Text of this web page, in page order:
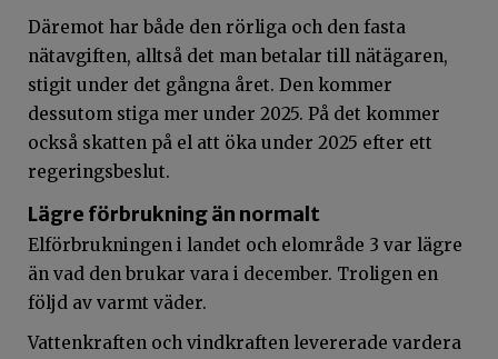
Däremot har både den rörliga och den fasta
nätavgiften, alltså det man betalar till nätägaren,
stigit under det gångna året. Den kommer
dessutom stiga mer under 2025. På det kommer
också skatten på el att öka under 2025 efter ett
regeringsbeslut.
Lägre förbrukning än normalt
Elförbrukningen i landet och elområde 3 var lägre
än vad den brukar vara i december. Troligen en
följd av varmt väder.
Vattenkraften och vindkraften levererade vardera